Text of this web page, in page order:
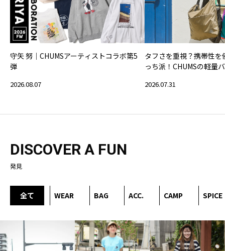
守矢 努｜CHUMSアーティストコラボ第5
弾
2026.08.07
タフさを重視？携帯性
っち派！CHUMSの軽量
2026.07.31
DISCOVER A FUN
発見
全て WEAR BAG ACC. CAMP SPICE